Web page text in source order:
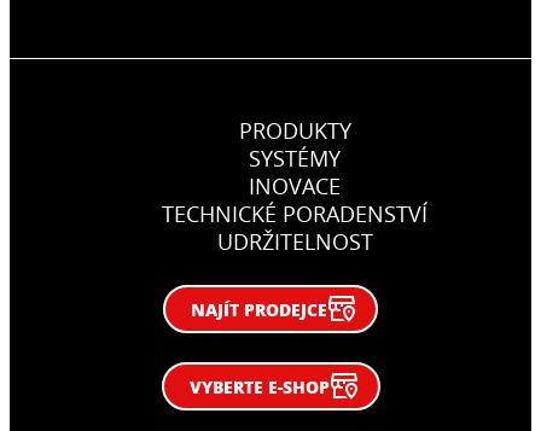
PRODUKTY
SYSTÉMY
INOVACE
TECHNICKÉ PORADENSTVÍ
UDRŽITELNOST
NAJÍT PRODEJCE
VYBERTE E-SHOP